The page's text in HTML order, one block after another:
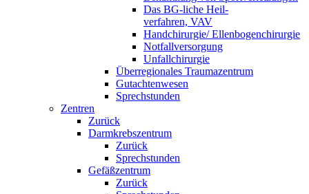
Das BG-liche Heil-
verfahren, VAV
Handchirurgie/ Ellenbogenchirurgie
Notfallversorgung
Unfallchirurgie
Überregionales Traumazentrum
Gutachtenwesen
Sprechstunden
Zentren
Zurück
Darmkrebszentrum
Zurück
Sprechstunden
Gefäßzentrum
Zurück